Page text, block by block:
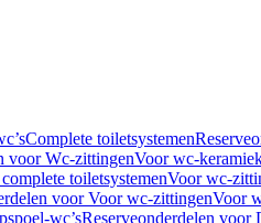
Complete toiletsystemen
voor Wc-zittingenVoor wc-
toiletsystemenVoor wc-
voor Voor wc-zittingenVoor
wc’sReserveonderdelen voor